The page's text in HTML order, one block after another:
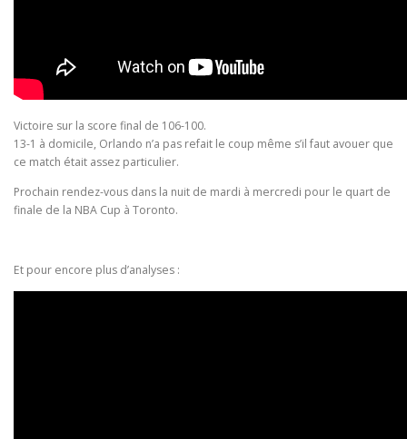
Victoire sur la score final de 106-100.
13-1 à domicile, Orlando n’a pas refait le coup même s’il faut avouer que
ce match était assez particulier.
Prochain rendez-vous dans la nuit de mardi à mercredi pour le quart de
finale de la NBA Cup à Toronto.
Et pour encore plus d’analyses :